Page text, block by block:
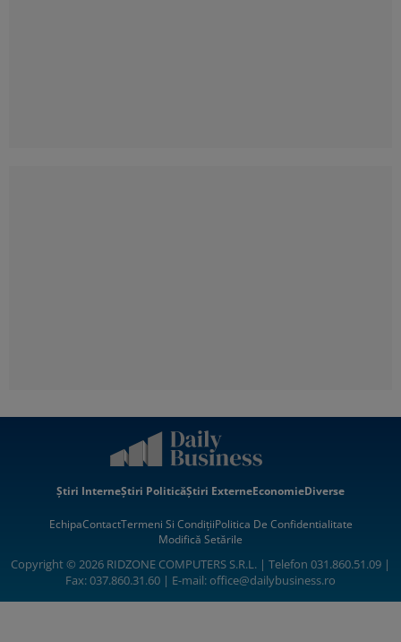
Știri InterneȘtiri PoliticăȘtiri ExterneEconomieDiverse
EchipaContactTermeni Si CondițiiPolitica De Confidentialitate
Modifică Setările
Copyright © 2026 RIDZONE COMPUTERS S.R.L. | Telefon 031.860.51.09 |
Fax: 037.860.31.60 | E-mail:office@dailybusiness.ro